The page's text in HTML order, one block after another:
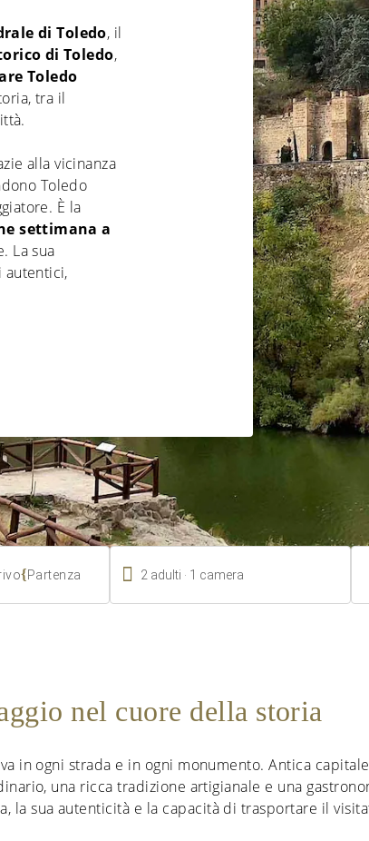
di Toledo, il
di Toledo,
Toledo
tra il
alla vicinanza
Toledo
È la
settimana a
La sua
autentici,
{Partenza  2 adulti 1 camera
nel cuore della storia
in ogni strada e in ogni monumento. Antica
una ricca tradizione artigianale e una
la sua autenticità e la capacità di trasportare il